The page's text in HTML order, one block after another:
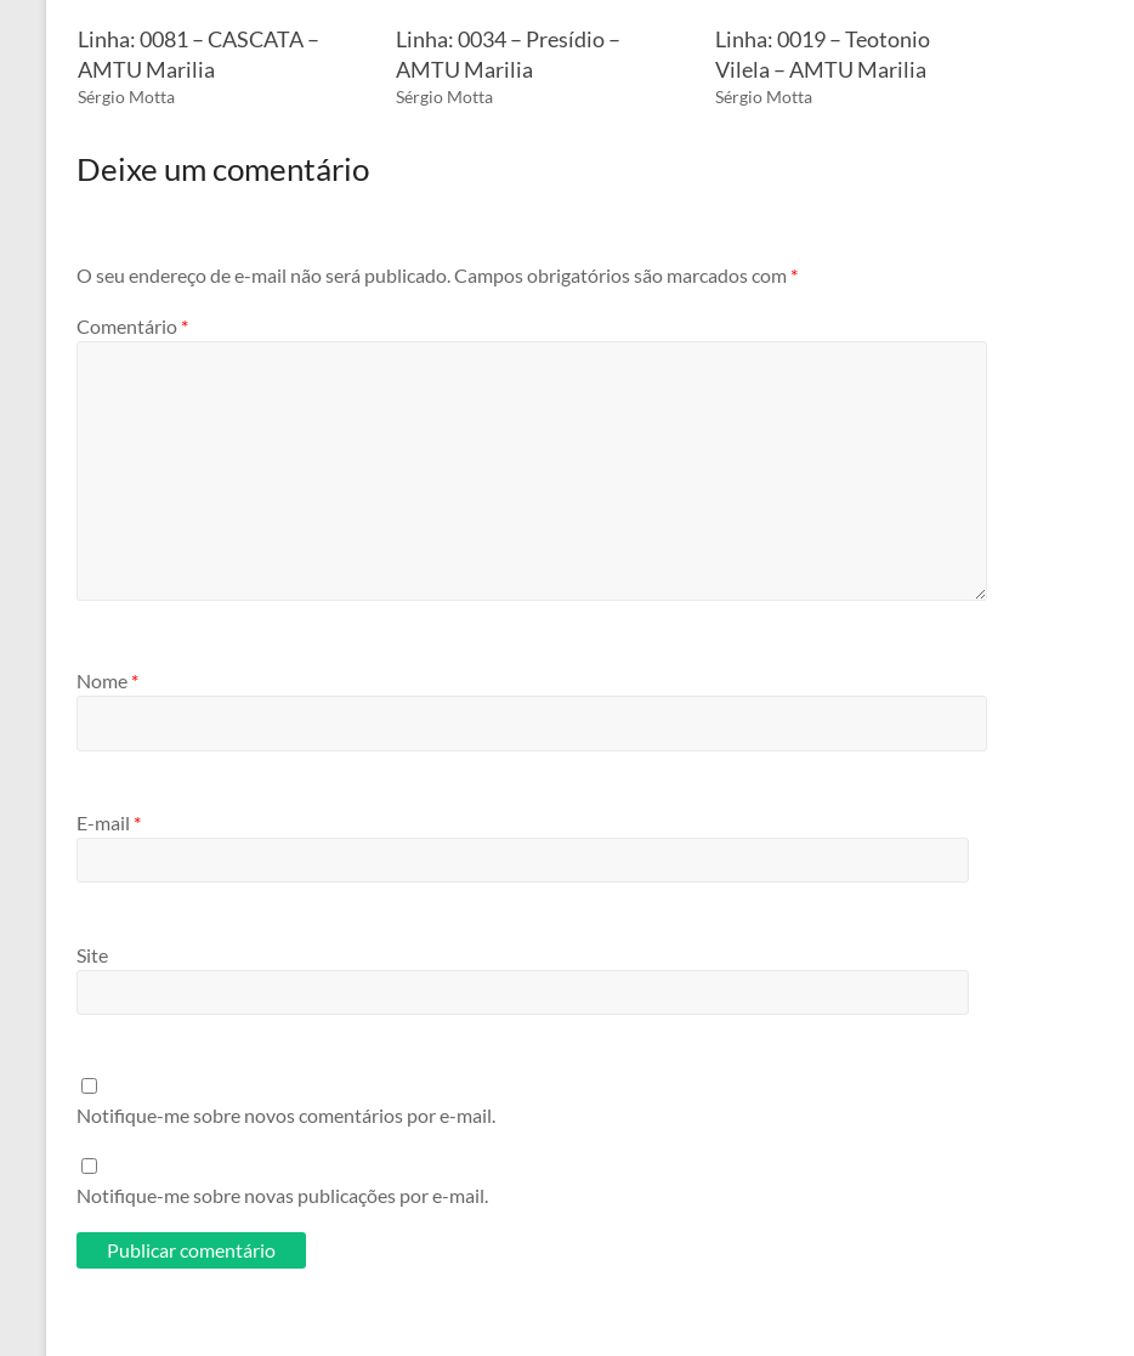
Linha: 0081 – CASCATA –
AMTU Marilia
Sérgio Motta
Linha: 0034 – Presídio –
AMTU Marilia
Sérgio Motta
Linha: 0019 – Teotonio
Vilela – AMTU Marilia
Sérgio Motta
Deixe um comentário
O seu endereço de e-mail não será publicado.Campos obrigatórios são marcados com *
Comentário *
Nome *
E-mail *
Site
Notifique-me sobre novos comentários por e-mail.
Notifique-me sobre novas publicações por e-mail.